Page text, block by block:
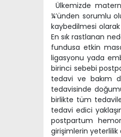
Ülkemizde
¼’ünden sorumlu
kaybedilmesi
En sık rastlanan
fundusa etkin
ligasyonu yada
birinci sebebi
tedavi ve bakım
tedavisinde
birlikte tüm
tedavi edici
postpartum
girişimlerin yeterlilik